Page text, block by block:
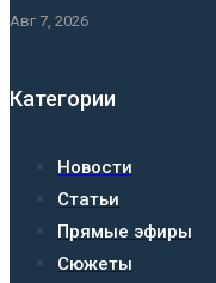
Авг 7, 2026
Категории
Новости
Статьи
Прямые эфиры
Сюжеты